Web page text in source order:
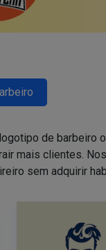
de
mais clientes.
sem adquirir